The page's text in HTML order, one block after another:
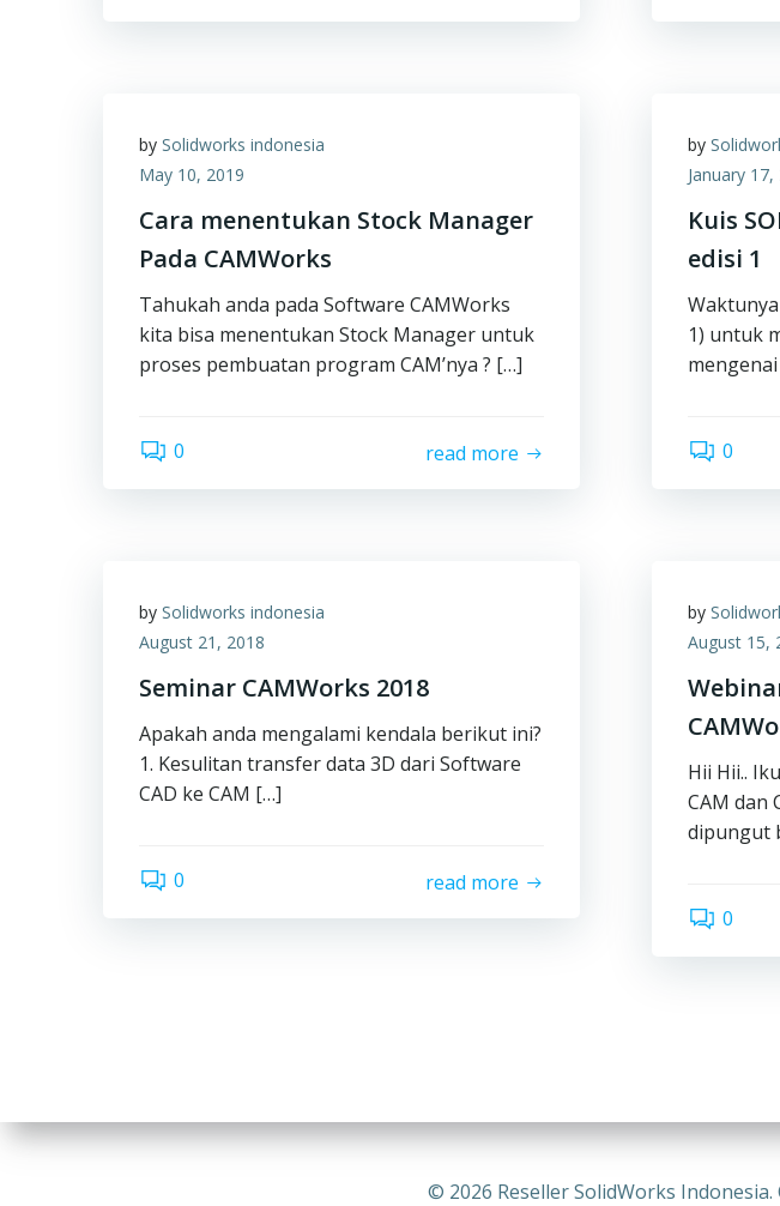
by Solidworks indonesia
May 10, 2019
Cara menentukan Stock Manager
Pada CAMWorks
Tahukah anda pada Software CAMWorks
kita bisa menentukan Stock Manager untuk
proses pembuatan program CAM’nya ? […]
0 read more
by
January 17,
Kuis
edisi 1
1) untuk
0
by Solidworks indonesia
August 21, 2018
Seminar CAMWorks 2018
Apakah anda mengalami kendala berikut ini?
1. Kesulitan transfer data 3D dari Software
CAD ke CAM […]
0 read more
by
August 15,
Hii Hii..
CAM dan
dipungut
0
© 2026 Reseller SolidWorks